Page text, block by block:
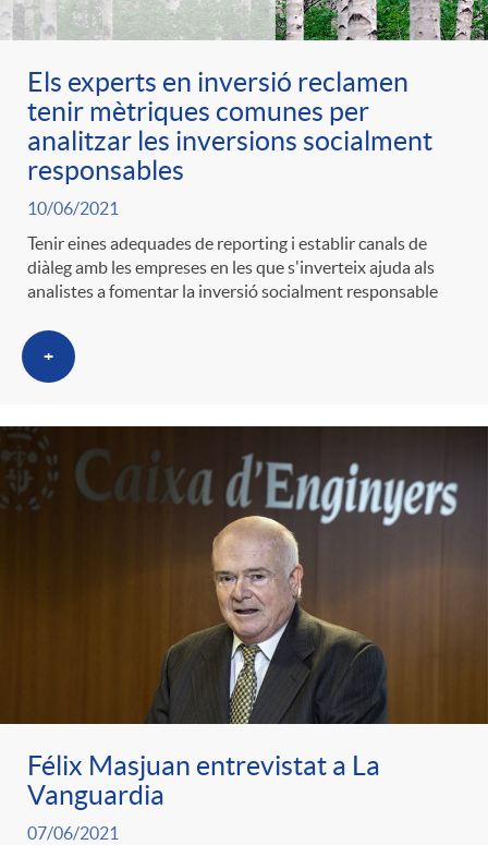
Els experts en inversió reclamen
tenir mètriques comunes per
analitzar les inversions socialment
responsables
10/06/2021
Tenir eines adequades de reporting i establir canals de
diàleg amb les empreses en les que s'inverteix ajuda als
analistes a fomentar la inversió socialment responsable
+
Félix Masjuan entrevistat a La
Vanguardia
07/06/2021